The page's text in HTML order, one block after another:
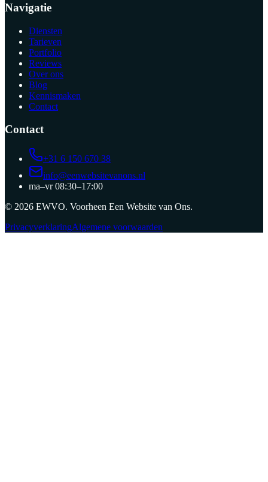
Navigatie
Diensten
Tarieven
Portfolio
Reviews
Over ons
Blog
Kennismaken
Contact
Contact
+31 6 150 670 38
info@eenwebsitevanons.nl
ma–vr 08:30–17:00
© 2026 EWVO. Voorheen Een Website van Ons.
PrivacyverklaringAlgemene voorwaarden